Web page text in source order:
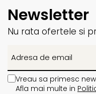
Newsletter
Nu rata ofertele si
Vreau sa primesc
Afla mai multe in